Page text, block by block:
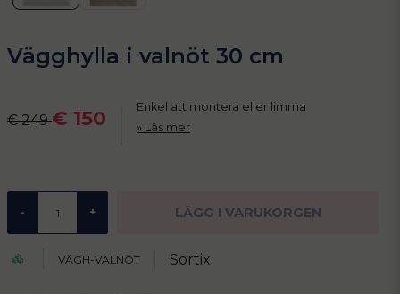
Vägghylla i valnöt 30 cm
€ 249€ 150
Enkel att montera eller limma
Läs mer
- + LÄGG I VARUKORGEN
VÄGH-VALNÖT Sortix